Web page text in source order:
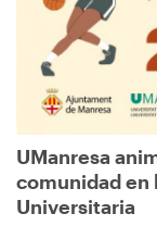
navegación
UManresa
comunidad en
Universitaria